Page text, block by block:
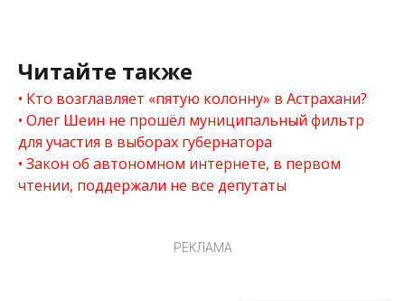
Читайте также
Кто возглавляет «пятую колонну» в Астрахани?
Олег Шеин не прошёл муниципальный фильтр
для участия в выборах губернатора
Закон об автономном интернете, в первом
чтении, поддержали не все депутаты
РЕКЛАМА